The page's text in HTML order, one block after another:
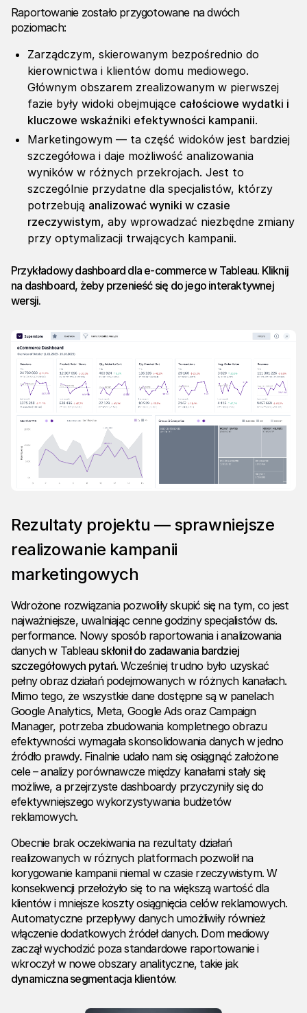
Raportowanie zostało przygotowane na dwóch
poziomach:
Zarządczym, skierowanym bezpośrednio do
kierownictwa i klientów domu mediowego.
Głównym obszarem zrealizowanym w pierwszej
fazie były widoki obejmujące całościowe wydatki i
kluczowe wskaźniki efektywności kampanii.
Marketingowym — ta część widoków jest bardziej
szczegółowa i daje możliwość analizowania
wyników w różnych przekrojach. Jest to
szczególnie przydatne dla specjalistów, którzy
potrzebują analizować wyniki w czasie
rzeczywistym, aby wprowadzać niezbędne zmiany
przy optymalizacji trwających kampanii.
Przykładowydashboard dla e-commerce w Tableau. Kliknij
na dashboard, żeby przenieść się do jego interaktywnej
wersji.
Rezultaty projektu — sprawniejsze
realizowanie kampanii
marketingowych
Wdrożone rozwiązania pozwoliły skupić się na tym, co jest
najważniejsze, uwalniając cenne godziny specjalistów ds.
performance. Nowy sposób raportowania i analizowania
danych w Tableau skłonił do zadawania bardziej
szczegółowych pytań. Wcześniej trudno było uzyskać
pełny obraz działań podejmowanych w różnych kanałach.
Mimo tego, że wszystkie dane dostępne są w panelach
Google Analytics, Meta, Google Ads oraz Campaign
Manager, potrzeba zbudowania kompletnego obrazu
efektywności wymagała skonsolidowania danych w jedno
źródło prawdy. Finalnie udało nam się osiągnąć założone
cele – analizy porównawcze między kanałami stały się
możliwe, a przejrzyste dashboardy przyczyniły się do
efektywniejszego wykorzystywania budżetów
reklamowych.
Obecnie brak oczekiwania na rezultaty działań
realizowanych w różnych platformach pozwolił na
korygowanie kampanii niemal w czasie rzeczywistym. W
konsekwencji przełożyło się to na większą wartość dla
klientów i mniejsze koszty osiągnięcia celów reklamowych.
Automatyczne przepływy danych umożliwiły również
włączenie dodatkowych źródeł danych. Dom mediowy
zaczął wychodzić poza standardowe raportowanie i
wkroczył w nowe obszary analityczne, takie jak
dynamiczna segmentacja klientów.